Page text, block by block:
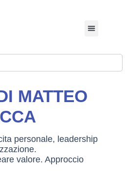
MATTEO
personale, leadership
valore. Approccio